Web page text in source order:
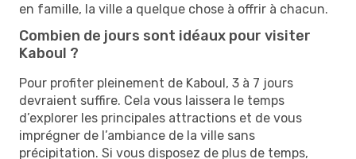
en famille, la ville a quelque chose à offrir à chacun.
Combien de jours sont idéaux pour visiter
Kaboul ?
Pour profiter pleinement de Kaboul, 3 à 7 jours
devraient suffire. Cela vous laissera le temps
d’explorer les principales attractions et de vous
imprégner de l’ambiance de la ville sans
précipitation. Si vous disposez de plus de temps,